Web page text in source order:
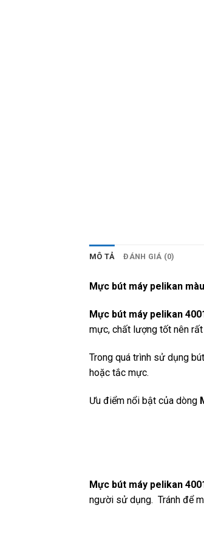
MÔ TẢ ĐÁNH GIÁ (0)
Mực bút máy pelikan
Mực bút máy pelikan
mực, chất lượng tốt nên
Trong quá trình sử dụng
hoặc tắc mực.
Ưu điểm nổi bật của dòng
Mực bút máy pelikan
người sử dụng. Tránh để